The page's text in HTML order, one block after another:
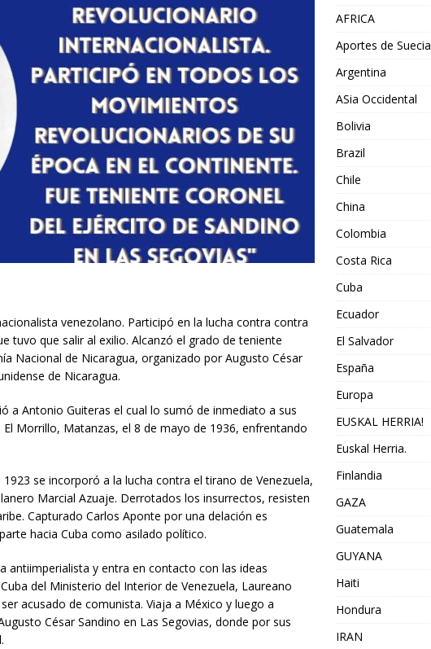
venezolano. Participó en la lucha contra contra
tuvo que salir al exilio. Alcanzó el grado de teniente
Nacional de Nicaragua, organizado por Augusto César
de Nicaragua.
a Antonio Guiteras el cual lo sumó de inmediato a sus
Morrillo, Matanzas, el 8 de mayo de 1936, enfrentando
se incorporó a la lucha contra el tirano de Venezuela,
Marcial Azuaje. Derrotados los insurrectos, resisten
Capturado Carlos Aponte por una delación es
hacia Cuba como asilado político.
antiimperialista y entra en contacto con las ideas
del Ministerio del Interior de Venezuela, Laureano
acusado de comunista. Viaja a México y luego a
César Sandino en Las Segovias, donde por sus
AFRICA
Aportes de Suecia
Argentina
ASia Occidental
Bolivia
Brazil
Chile
China
Colombia
Costa Rica
Cuba
Ecuador
El Salvador
España
Europa
EUSKAL HERRIA!
Euskal Herria.
Finlandia
GAZA
Guatemala
GUYANA
Haiti
Hondura
IRAN